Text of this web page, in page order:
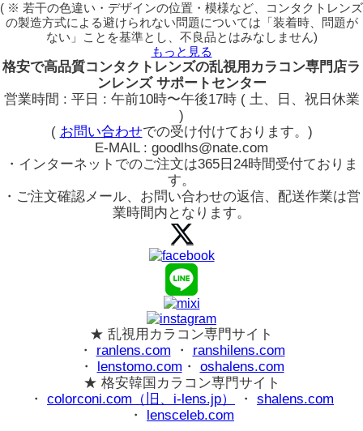
( ※ 若干の色違い・デザインの位置・模様など、コンタクトレンズ
の製造方式による避けられない問題については「装着時、問題が
ない」ことを基準とし、不良品とはみなしません)
もっと見る
格安で高品質コンタクトレンズの乱視用カラコン専門店ラ
ンレンズ サポートセンター
営業時間 : 平日 : 午前10時〜午後17時 ( 土、日、祝日休業
)
( お問い合わせでの受け付けております。)
E-MAIL : goodlhs@nate.com
・インターネットでのご注文は365日24時間受付ておりま
す。
・ご注文確認メール、お問い合わせの返信、配送作業は営
業時間内となります。
★ 乱視用カラコン専門サイト
・ ranlens.com ・ ranshilens.com
・ lenstomo.com ・ oshalens.com
★ 格安韓国カラコン専門サイト
・ colorconi.com（旧、i-lens.jp） ・ shalens.com
・ lensceleb.com